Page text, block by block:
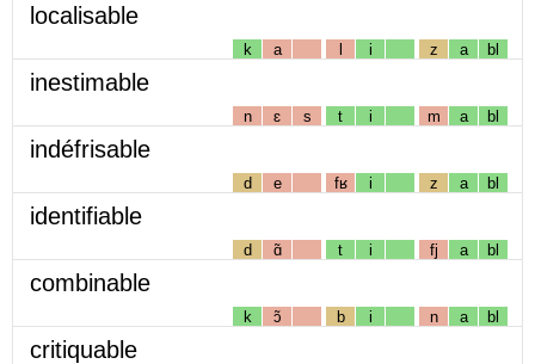
localisable
k a l i z a bl
inestimable
n ɛ s t i m a bl
indéfrisable
d e fʁ i z a bl
identifiable
d ɑ̃ t i fj a bl
combinable
k ɔ̃ b i n a bl
critiquable